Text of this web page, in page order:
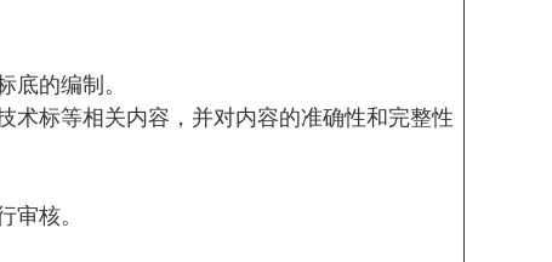
的编制。
术标等相关内容，并对内容的准确性和完整性
核。